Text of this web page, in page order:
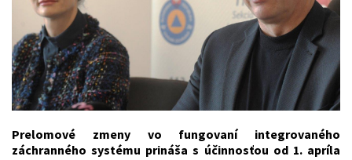
Prelomové zmeny vo fungovaní integrovaného
záchranného systému prináša s účinnosťou od 1. apríla